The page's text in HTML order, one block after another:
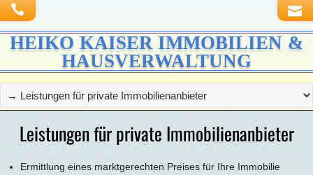
HEIKO KAISER IMMOBILIEN &
HAUSVERWALTUNG
Leistungen für private Immobilienanbieter
Ermittlung eines marktgerechten Preises für Ihre Immobilie